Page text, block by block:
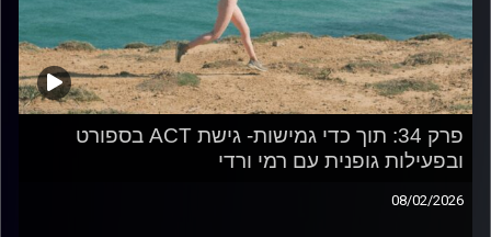
פרק 34: תוך כדי גמישות- גישת ACT בספורט
ובפעילות גופנית עם רמי ורדי
08/02/2026